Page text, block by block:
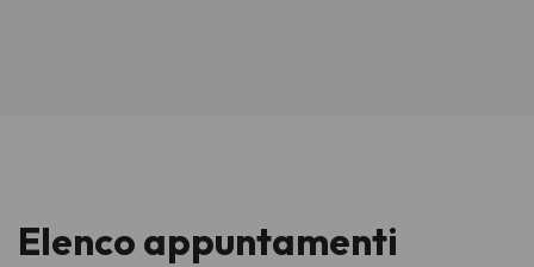
Elenco appuntamenti